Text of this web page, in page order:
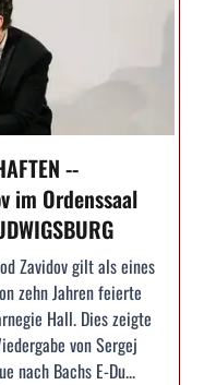
--
im Ordenssaal
Zavidov gilt als eines
zehn Jahren feierte
Hall. Dies zeigte
von Sergej
nach Bachs E-Du...